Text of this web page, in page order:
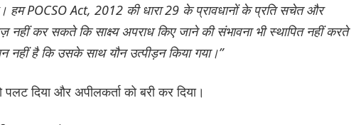
है। हम POCSO Act, 2012 की धारा 29 के प्रावधानों के प्रति सचेत और
कर सकते कि साक्ष्य अपराध किए जाने की संभावना भी स्थापित नहीं करते
नहीं है कि उसके साथ यौन उत्पीड़न किया गया।”
दिया और अपीलकर्ता को बरी कर दिया।